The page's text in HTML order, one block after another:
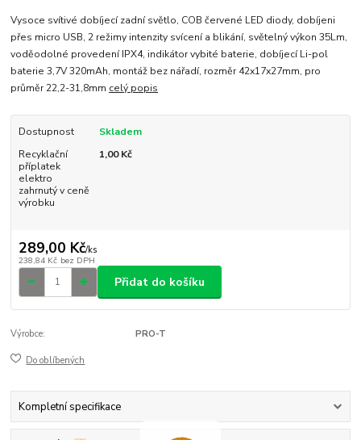
Vysoce svítivé dobíjecí zadní světlo, COB červené LED diody, dobíjeni
přes micro USB, 2 režimy intenzity svícení a blikání, světelný výkon 35Lm,
voděodolné provedení IPX4, indikátor vybité baterie, dobíjecí Li-pol
baterie 3,7V 320mAh, montáž bez nářadí, rozměr 42x17x27mm, pro
průměr 22,2-31,8mm celý popis
Dostupnost
Skladem
Recyklační
příplatek
elektro
zahrnutý v ceně
výrobku
1,00 Kč
289,00 Kč/ks
238,84 Kč bez DPH
Přidat do košíku
Výrobce: PRO-T
Do oblíbených
Kompletní specifikace